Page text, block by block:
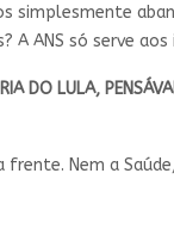
simplesmente
ANS só serve
DO LULA,
Nem a